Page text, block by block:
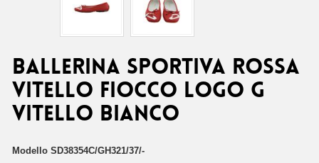
BALLERINA SPORTIVA ROSSA
VITELLO FIOCCO LOGO G
VITELLO BIANCO
Modello SD38354C/GH321/37/-